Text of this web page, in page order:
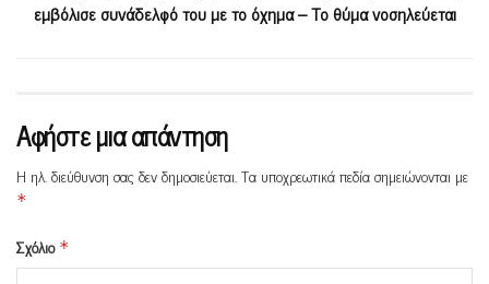
εμβόλισε συνάδελφό του με το όχημα – Το θύμα νοσηλεύεται
Αφήστε μια απάντηση
Η ηλ. διεύθυνση σας δεν δημοσιεύεται.Τα υποχρεωτικά πεδία σημειώνονται με
*
Σχόλιο *